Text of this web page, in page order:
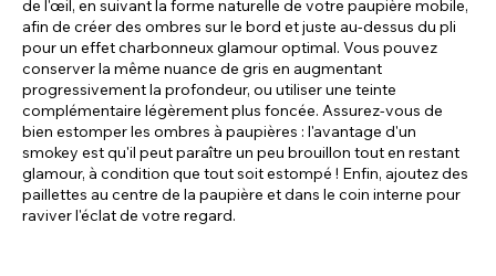
de l'œil, en suivant la forme naturelle de votre paupière mobile,
afin de créer des ombres sur le bord et juste au-dessus du pli
pour un effet charbonneux glamour optimal. Vous pouvez
conserver la même nuance de gris en augmentant
progressivement la profondeur, ou utiliser une teinte
complémentaire légèrement plus foncée. Assurez-vous de
bien estomper les ombres à paupières : l'avantage d'un
smokey est qu'il peut paraître un peu brouillon tout en restant
glamour, à condition que tout soit estompé ! Enfin, ajoutez des
paillettes au centre de la paupière et dans le coin interne pour
raviver l'éclat de votre regard.